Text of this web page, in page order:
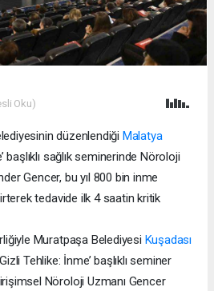
Oku)
düzenlendiği Malatya
başlıklı sağlık seminerinde Nöroloji
Gencer, bu yıl 800 bin inme
tedavide ilk 4 saatin kritik
Muratpaşa Belediyesi Kuşadası
Tehlike: İnme’ başlıklı seminer
Nöroloji Uzmanı Gencer